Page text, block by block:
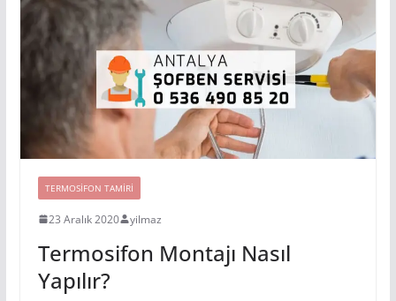
TERMOSIFON TAMIRI
23 Aralık 2020 yilmaz
Termosifon Montajı Nasıl
Yapılır?